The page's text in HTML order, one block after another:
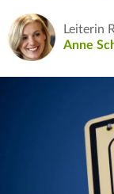
Leiterin
Anne